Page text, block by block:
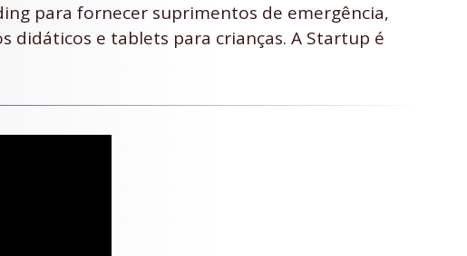
para fornecer suprimentos de emergência,
didáticos e tablets para crianças. A Startup é